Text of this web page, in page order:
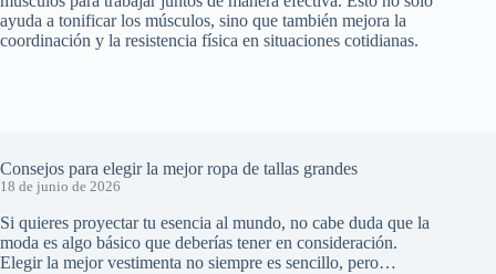
ayuda a tonificar los músculos, sino que también mejora la
coordinación y la resistencia física en situaciones cotidianas.
Consejos para elegir la mejor ropa de tallas grandes
18 de junio de 2026
Si quieres proyectar tu esencia al mundo, no cabe duda que la
moda es algo básico que deberías tener en consideración.
Elegir la mejor vestimenta no siempre es sencillo, pero…